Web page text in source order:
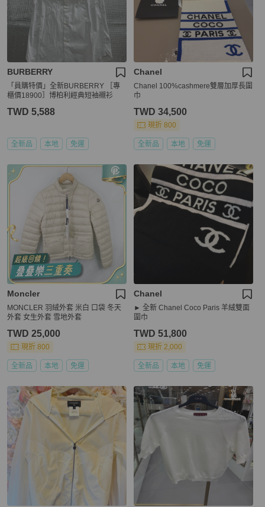
BURBERRY
「員購特價」全新BURBERRY ［專
櫃價18900］博柏利經典短袖襯衫
TWD 5,588
全新品 本地 免運
Chanel
Chanel 100%cashmere雙層加厚長圍
巾
TWD 34,500
現折 800
全新品 本地 免運
Moncler
MONCLER 羽絨外套 米白 口袋 冬天
外套 女生外套 雪地外套
TWD 25,000
現折 800
全新品 本地 免運
Chanel
► 全新 Chanel Coco Paris 羊絨雙面
圍巾
TWD 51,800
現折 2,000
全新品 本地 免運